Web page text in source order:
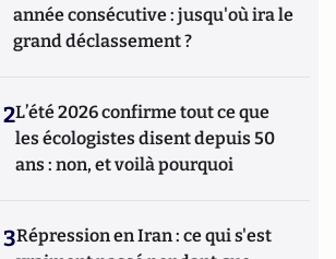
année consécutive : jusqu'où ira le
grand déclassement ?
2L’été 2026 confirme tout ce que
les écologistes disent depuis 50
ans : non, et voilà pourquoi
3Répression en Iran : ce qui s'est